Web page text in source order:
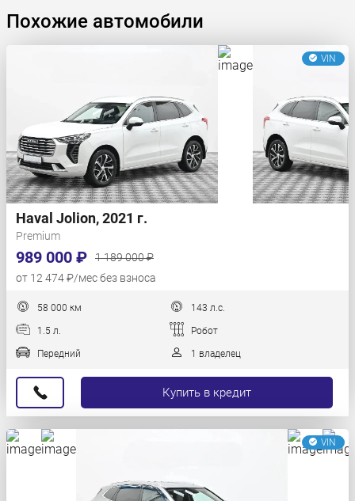
Похожие автомобили
VIN
Haval Jolion, 2021 г.
Premium
989 000 ₽
1 189 000 ₽
от 12 474 ₽/мес без взноса
58 000 км 143 л.с.
1.5 л. Робот
Передний 1 владелец
Купить в кредит
VIN